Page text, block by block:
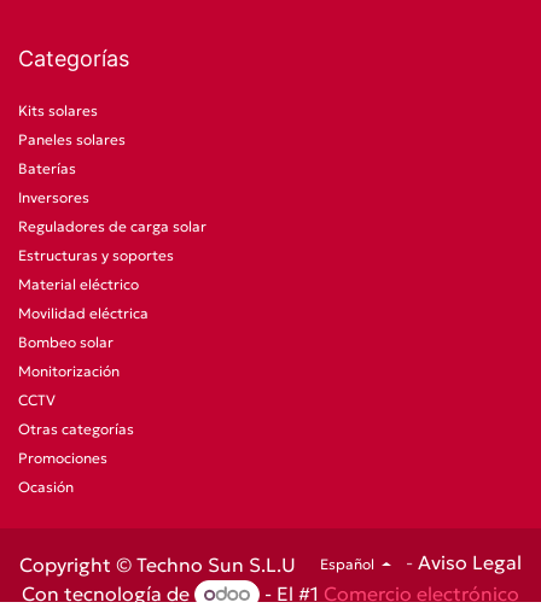
Categorías
Kits solares
Paneles solares
Baterías
Inversores
Reguladores de carga solar
Estructuras y soportes
Material eléctrico
Movilidad eléctrica
Bombeo solar
Monitorización
CCTV
Otras categorías
Promociones
Ocasión
Copyright © Techno Sun S.L.U Español - Aviso Legal
Con tecnología de
- El #1 Comercio electrónico